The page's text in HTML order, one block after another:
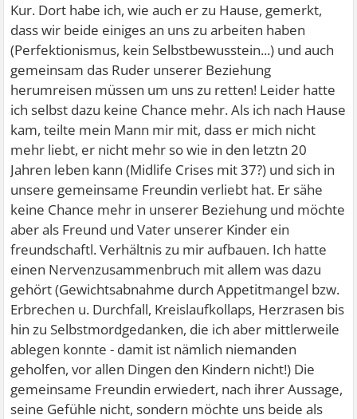
Kur. Dort habe ich, wie auch er zu Hause, gemerkt,
dass wir beide einiges an uns zu arbeiten haben
(Perfektionismus, kein Selbstbewusstein...) und auch
gemeinsam das Ruder unserer Beziehung
herumreisen müssen um uns zu retten! Leider hatte
ich selbst dazu keine Chance mehr. Als ich nach Hause
kam, teilte mein Mann mir mit, dass er mich nicht
mehr liebt, er nicht mehr so wie in den letztn 20
Jahren leben kann (Midlife Crises mit 37?) und sich in
unsere gemeinsame Freundin verliebt hat. Er sähe
keine Chance mehr in unserer Beziehung und möchte
aber als Freund und Vater unserer Kinder ein
freundschaftl. Verhältnis zu mir aufbauen. Ich hatte
einen Nervenzusammenbruch mit allem was dazu
gehört (Gewichtsabnahme durch Appetitmangel bzw.
Erbrechen u. Durchfall, Kreislaufkollaps, Herzrasen bis
hin zu Selbstmordgedanken, die ich aber mittlerweile
ablegen konnte - damit ist nämlich niemanden
geholfen, vor allen Dingen den Kindern nicht!) Die
gemeinsame Freundin erwiedert, nach ihrer Aussage,
seine Gefühle nicht, sondern möchte uns beide als